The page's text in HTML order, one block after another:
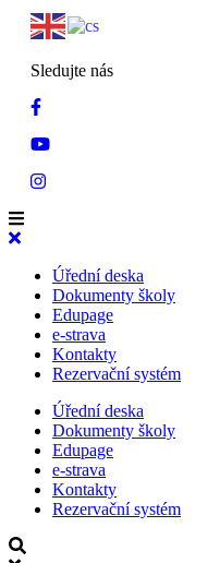
Sledujte nás
Úřední deska
Dokumenty školy
Edupage
e-strava
Kontakty
Rezervační systém
Úřední deska
Dokumenty školy
Edupage
e-strava
Kontakty
Rezervační systém